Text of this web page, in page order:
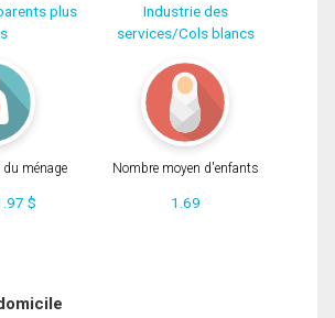
plus
Industrie des
services/Cols blancs
du ménage
$
Nombre moyen d'enfants
1.69